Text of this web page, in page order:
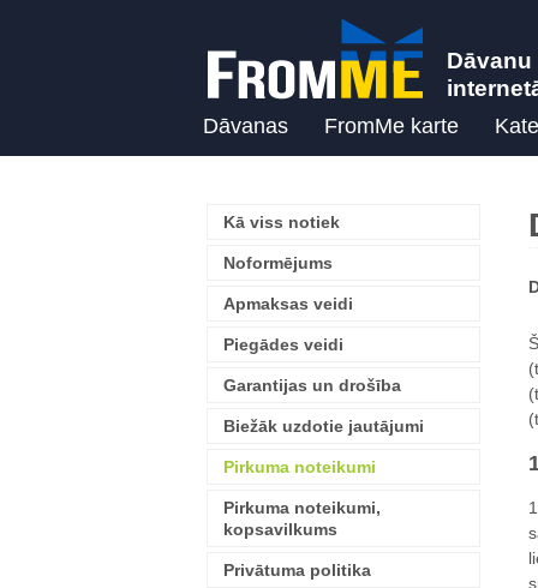
Dāvanu
Dāvanas FromMe karte
Kā viss notiek
Noformējums
Apmaksas veidi
Piegādes veidi
Garantijas un drošība
Biežāk uzdotie jautājumi
Pirkuma noteikumi
Pirkuma noteikumi,
kopsavilkums
Privātuma politika